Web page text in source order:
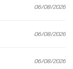
06/08/2026
06/08/2026
06/08/2026